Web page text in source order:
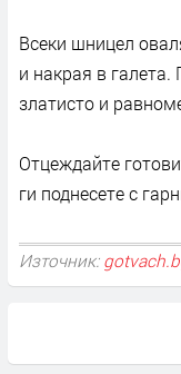
Всеки шницел
и накрая в
златисто и
Отцеждайте
ги поднесете с
Източник: